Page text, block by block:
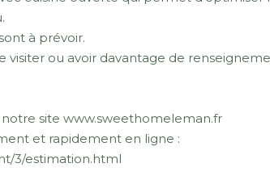
à prévoir.
visiter ou avoir davantage de
site www.sweethomeleman.fr
et rapidement en ligne :
3/estimation.html